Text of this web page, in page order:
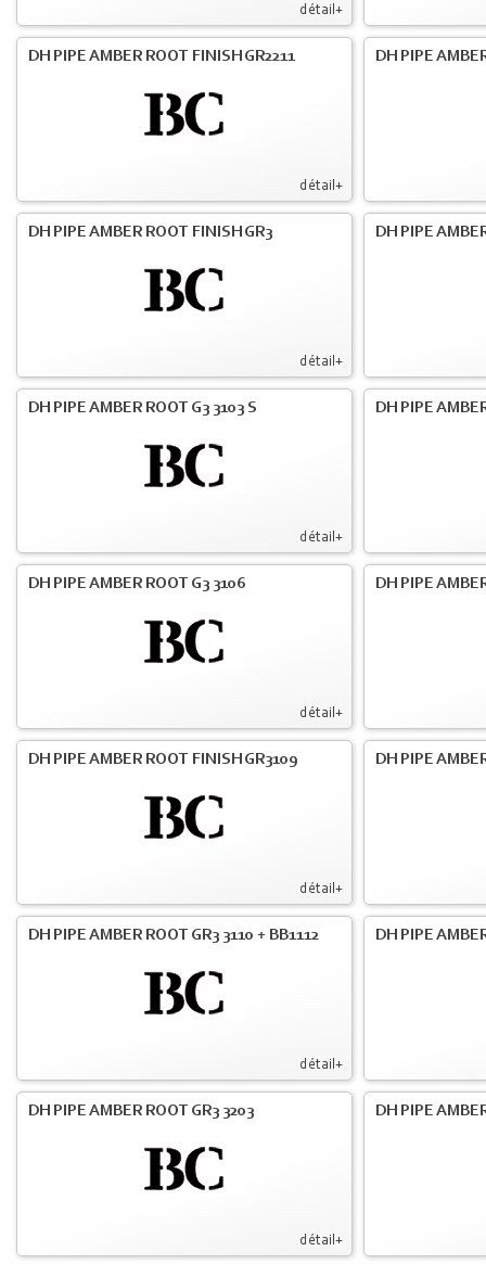
détail+
détail+
DH PIPE AMBER ROOT FINISH GR2211 DH PIPE
détail+
DH PIPE AMBER ROOT FINISH GR3 DH PIPE
détail+
DH PIPE AMBER ROOT G3 3103 S DH PIPE
détail+
DH PIPE AMBER ROOT G3 3106 DH PIPE
détail+
DH PIPE AMBER ROOT FINISH GR3109 DH PIPE
détail+
DH PIPE AMBER ROOT GR3 3110 + BB1112 DH PIPE
détail+
DH PIPE AMBER ROOT GR3 3203 DH PIPE